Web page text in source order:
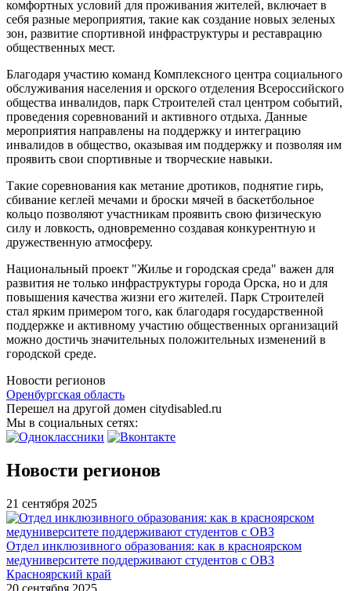
комфортных условий для проживания жителей, включает в
себя разные мероприятия, такие как создание новых зеленых
зон, развитие спортивной инфраструктуры и реставрацию
общественных мест.
Благодаря участию команд Комплексного центра социального
обслуживания населения и орского отделения Всероссийского
общества инвалидов, парк Строителей стал центром событий,
проведения соревнований и активного отдыха. Данные
мероприятия направлены на поддержку и интеграцию
инвалидов в общество, оказывая им поддержку и позволяя им
проявить свои спортивные и творческие навыки.
Такие соревнования как метание дротиков, поднятие гирь,
сбивание кеглей мечами и броски мячей в баскетбольное
кольцо позволяют участникам проявить свою физическую
силу и ловкость, одновременно создавая конкурентную и
дружественную атмосферу.
Национальный проект "Жилье и городская среда" важен для
развития не только инфраструктуры города Орска, но и для
повышения качества жизни его жителей. Парк Строителей
стал ярким примером того, как благодаря государственной
поддержке и активному участию общественных организаций
можно достичь значительных положительных изменений в
городской среде.
Новости регионов
Оренбургская область
Перешел на другой домен citydisabled.ru
Мы в социальных сетях:
Новости регионов
21 сентября 2025
Отдел инклюзивного образования: как в красноярском
медуниверситете поддерживают студентов с ОВЗ
Красноярский край
20 сентября 2025